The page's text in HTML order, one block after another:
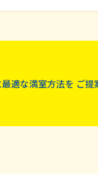
適な満室方法を ご提